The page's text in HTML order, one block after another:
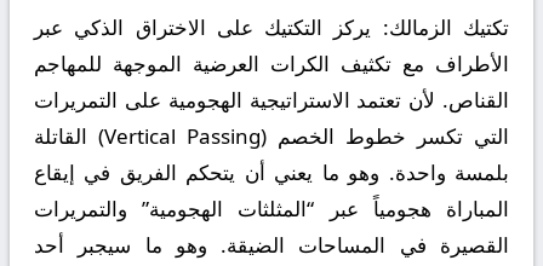
تكتيك الزمالك: يركز التكتيك على الاختراق الذكي عبر
الأطراف مع تكثيف الكرات العرضية الموجهة للمهاجم
القناص. لأن تعتمد الاستراتيجية الهجومية على التمريرات
القاتلة (Vertical Passing) التي تكسر خطوط الخصم
بلمسة واحدة. وهو ما يعني أن يتحكم الفريق في إيقاع
المباراة هجومياً عبر “المثلثات الهجومية” والتمريرات
القصيرة في المساحات الضيقة. وهو ما سيجبر أحد